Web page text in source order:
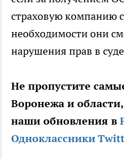
страховую компанию
необходимости они
нарушения прав в
Не пропустите
Воронежа и
наши обновления в
Одноклассники